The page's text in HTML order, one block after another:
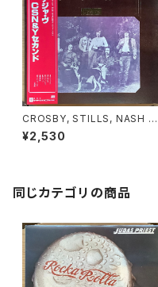
CROSBY, STILLS, NASH &
YOUNG / DEJA VU
¥2,530
同じカテゴリの商品